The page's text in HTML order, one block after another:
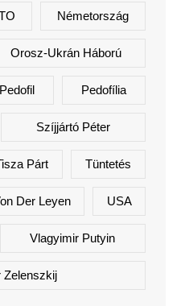
Németország
Orosz-Ukrán Háború
Pedofil Pedofília
Szíjjártó Péter
Párt Tüntetés
Der Leyen USA
Vlagyimir Putyin
Zelenszkij